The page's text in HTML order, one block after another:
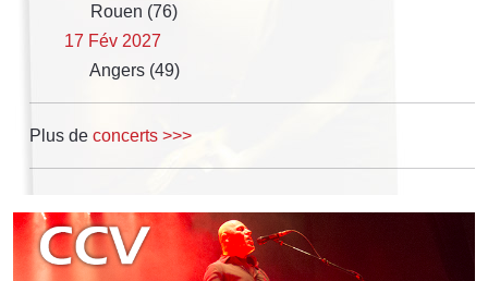
Rouen (76)
17 Fév 2027
Angers (49)
Plus de concerts >>>